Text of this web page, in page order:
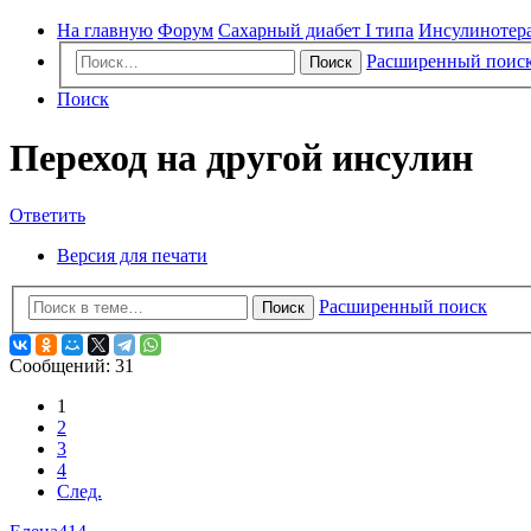
На главную Форум Сахарный диабет I типа
Поиск
Расширенный
Поиск
Переход на другой инсулин
Ответить
Версия для печати
Поиск Расширенный поиск
Сообщений: 31
1
2
3
4
След.